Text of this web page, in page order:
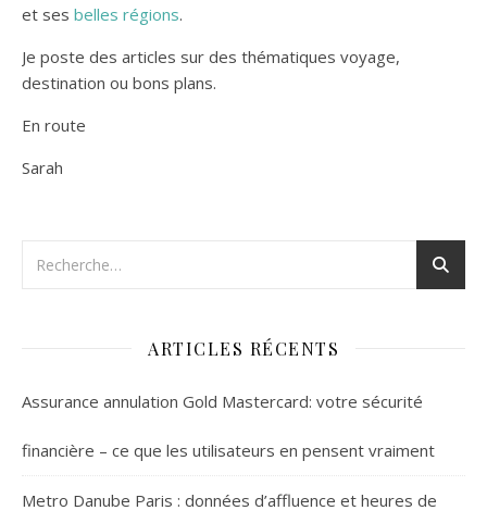
et ses belles régions.
Je poste des articles sur des thématiques voyage,
destination ou bons plans.
En route
Sarah
ARTICLES RÉCENTS
Assurance annulation Gold Mastercard: votre sécurité
financière – ce que les utilisateurs en pensent vraiment
Metro Danube Paris : données d’affluence et heures de